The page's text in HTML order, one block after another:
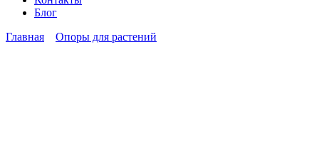
Блог
Главная
Опоры для растений